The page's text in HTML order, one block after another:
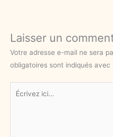
Laisser un
Votre adresse e-mail ne sera
obligatoires sont indiqués avec
Écrivez